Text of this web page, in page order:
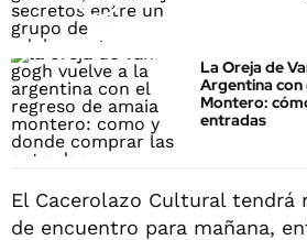
La Oreja de
Argentina con
Montero:
entradas
El Cacerolazo Cultural tendrá
de encuentro para mañana,